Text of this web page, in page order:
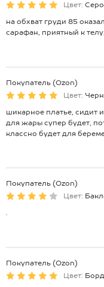
Цвет:
на обхват груди 85
сарафан, приятный к
Покупатель (Ozon)
Цвет:
шикарное платье, сидит
для жары супер будет,
классно будет для
Покупатель (Ozon)
Цвет:
.
Покупатель (Ozon)
Цвет: